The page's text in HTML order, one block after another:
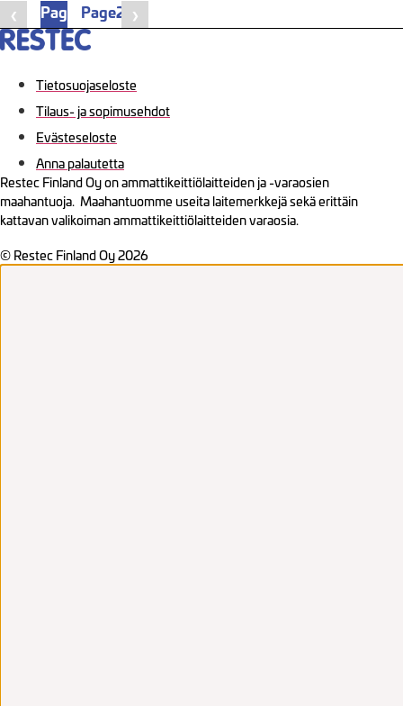
❮ Page 1Page2 ❯
Tietosuojaseloste
Tilaus- ja sopimusehdot
Evästeseloste
Anna palautetta
Restec Finland Oy on ammattikeittiölaitteiden ja -varaosien
maahantuoja. Maahantuomme useita laitemerkkejä sekä erittäin
kattavan valikoiman ammattikeittiölaitteiden varaosia.
© Restec Finland Oy 2026